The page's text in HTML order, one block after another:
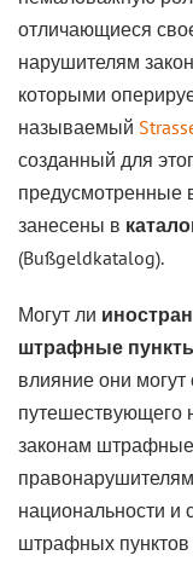
отличающиеся
нарушителям
которыми
называемый
созданный для
предусмотренные
занесены в
(Bußgeldkatalog).
Могут ли
штрафные
влияние они могут
путешествующего
законам штрафные
национальности
штрафных пунктов